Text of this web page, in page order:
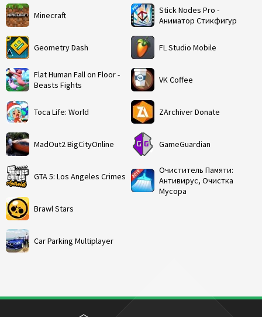
Minecraft
Geometry Dash
Flat Human Fall on Floor -
Beasts Fights
Toca Life: World
MadOut2 BigCityOnline
GTA 5: Los Angeles Crimes
Brawl Stars
Car Parking Multiplayer
Stick Nodes Pro -
Аниматор Стикфигур
FL Studio Mobile
VK Coffee
ZArchiver Donate
GameGuardian
Очиститель Памяти:
Антивирус, Очистка
Мусора